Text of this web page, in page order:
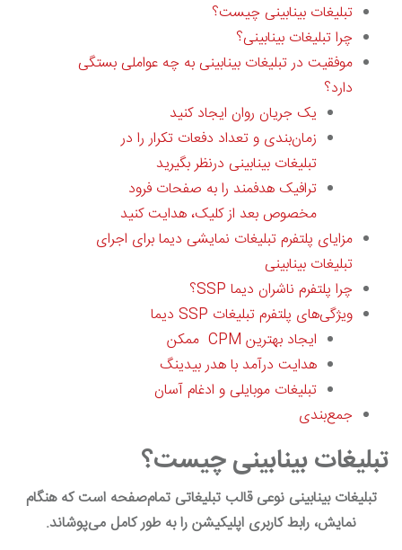
تبلیغات بینابینی چیست؟
چرا تبلیغات بینابینی؟
موفقیت در تبلیغات بینابینی به چه عواملی بستگی
دارد؟
یک جریان روان ایجاد کنید
زمان‌بندی و تعداد دفعات تکرار را در
تبلیغات بینابینی درنظر بگیرید
ترافیک هدفمند را به صفحات فرود
مخصوص بعد از کلیک، هدایت کنید
مزایای پلتفرم تبلیغات نمایشی دیما برای اجرای
تبلیغات بینابینی
چرا پلتفرم ناشران دیما SSP؟
ویژگی‌های پلتفرم تبلیغات SSP دیما
ایجاد بهترین CPM ممکن
هدایت درآمد با هدر بیدینگ
تبلیغات موبایلی و ادغام آسان
جمع‌بندی
تبلیغات بینابینی چیست؟
تبلیغات بینابینی نوعی قالب تبلیغاتی تمام‌صفحه است که هنگام
نمایش، رابط کاربری اپلیکیشن را به طور کامل می‌پوشاند.